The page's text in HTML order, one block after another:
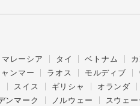
マレーシア タイ ベトナム
ャンマー ラオス モルディブ
スイス ギリシャ オランダ
ンマーク ノルウェー
スウェ